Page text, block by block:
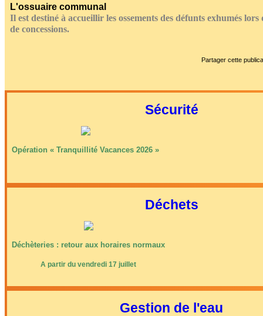
L'ossuaire communal
Il est destiné à accueillir les ossements des défunts exhumés lors
de concessions.
Partager cette
Sécurité
Opération « Tranquillité Vacances 2026 »
Déchets
Déchèteries : retour aux horaires normaux
A partir du vendredi 17 juillet
Gestion de l'eau